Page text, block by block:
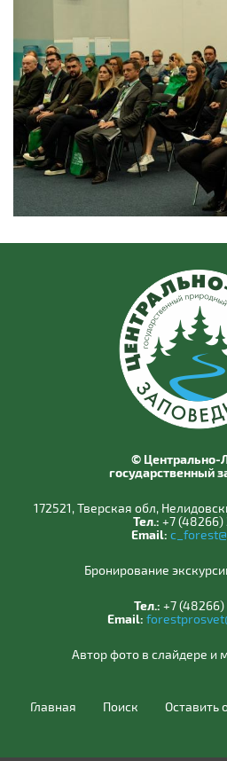
© Центрально-
государственный
172521, Тверская обл,
Тел.: +7 (48266)
Email:
Бронирование
Тел.: +7
Email:
Автор фото в слайдере и
Главная Поиск Оставить